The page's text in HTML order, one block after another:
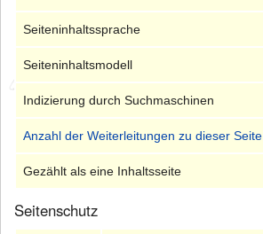
Seiteninhaltssprache
Seiteninhaltsmodell
Indizierung durch Suchmaschinen
Anzahl der Weiterleitungen zu dieser Seite
Gezählt als eine Inhaltsseite
Seitenschutz